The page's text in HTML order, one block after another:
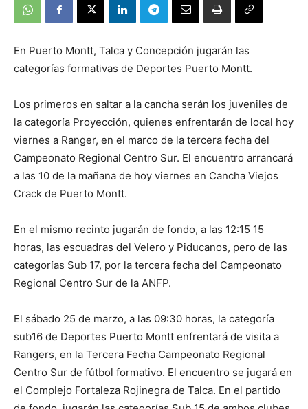
En Puerto Montt, Talca y Concepción jugarán las
categorías formativas de Deportes Puerto Montt.
Los primeros en saltar a la cancha serán los juveniles de
la categoría Proyección, quienes enfrentarán de local hoy
viernes a Ranger, en el marco de la tercera fecha del
Campeonato Regional Centro Sur. El encuentro arrancará
a las 10 de la mañana de hoy viernes en Cancha Viejos
Crack de Puerto Montt.
En el mismo recinto jugarán de fondo, a las 12:15 15
horas, las escuadras del Velero y Piducanos, pero de las
categorías Sub 17, por la tercera fecha del Campeonato
Regional Centro Sur de la ANFP.
El sábado 25 de marzo, a las 09:30 horas, la categoría
sub16 de Deportes Puerto Montt enfrentará de visita a
Rangers, en la Tercera Fecha Campeonato Regional
Centro Sur de fútbol formativo. El encuentro se jugará en
el Complejo Fortaleza Rojinegra de Talca. En el partido